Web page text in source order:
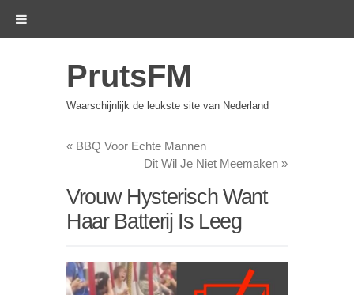
PrutsFM
Waarschijnlijk de leukste site van Nederland
« BBQ Voor Echte Mannen
Dit Wil Je Niet Meemaken »
Vrouw Hysterisch Want
Haar Batterij Is Leeg